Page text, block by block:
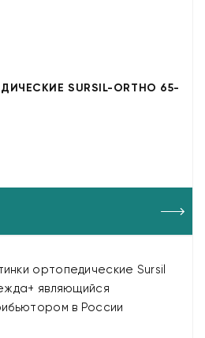
SURSIL-ORTHO 65-